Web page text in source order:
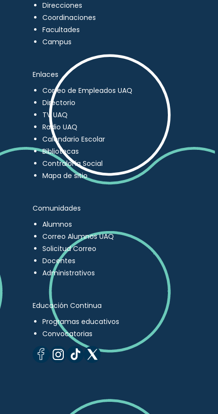
Direcciones
Coordinaciones
Facultades
Campus
Enlaces
Correo de Empleados UAQ
Directorio
TV UAQ
Radio UAQ
Calendario Escolar
Bibliotecas
Contraloría Social
Mapa de sitio
Comunidades
Alumnos
Correo Alumnos UAQ
Solicitud Correo
Docentes
Administrativos
Educación Continua
Programas educativos
Convocatorias